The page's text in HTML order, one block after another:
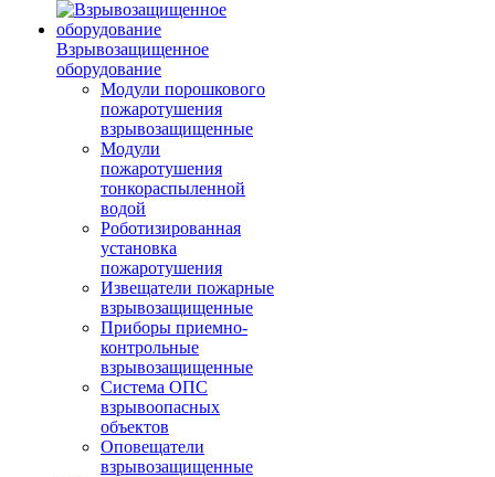
Взрывозащищенное
оборудование
Модули порошкового
пожаротушения
взрывозащищенные
Модули
пожаротушения
тонкораспыленной
водой
Роботизированная
установка
пожаротушения
Извещатели пожарные
взрывозащищенные
Приборы приемно-
контрольные
взрывозащищенные
Система ОПС
взрывоопасных
объектов
Оповещатели
взрывозащищенные